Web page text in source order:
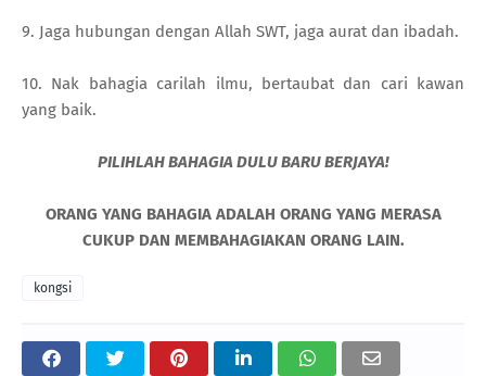
9. Jaga hubungan dengan Allah SWT, jaga aurat dan ibadah.
10. Nak bahagia carilah ilmu, bertaubat dan cari kawan
yang baik.
PILIHLAH BAHAGIA DULU BARU BERJAYA!
ORANG YANG BAHAGIA ADALAH ORANG YANG MERASA
CUKUP DAN MEMBAHAGIAKAN ORANG LAIN.
kongsi